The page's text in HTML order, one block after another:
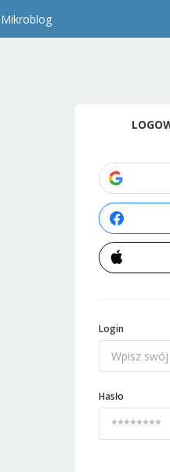
Mikroblog
Login
Hasło